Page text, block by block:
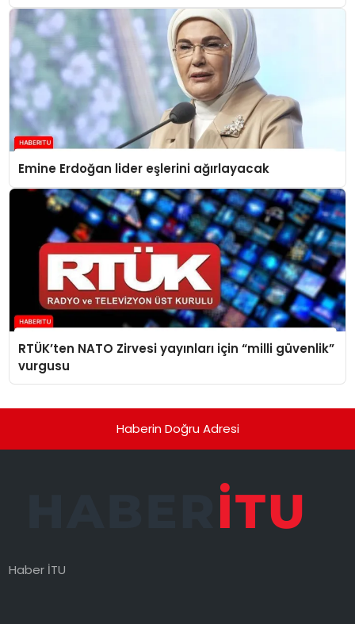
Emine Erdoğan lider eşlerini ağırlayacak
RTÜK’ten NATO Zirvesi yayınları için “milli güvenlik”
vurgusu
Haberin Doğru Adresi
Haber İTU